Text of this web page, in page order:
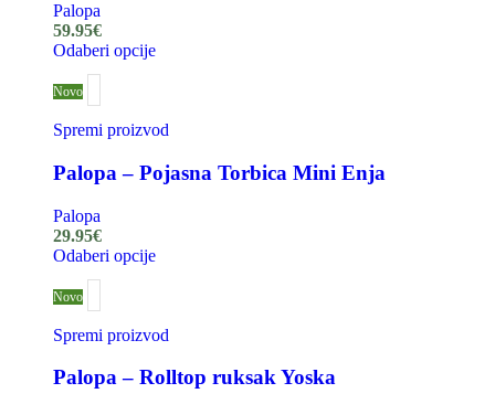
Palopa
59.95€
Odaberi opcije
Novo
Spremi proizvod
Palopa – Pojasna Torbica Mini Enja
Palopa
29.95€
Odaberi opcije
Novo
Spremi proizvod
Palopa – Rolltop ruksak Yoska